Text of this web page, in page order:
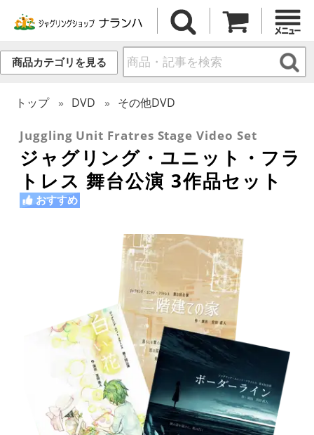
商品カテゴリを見る
トップ DVD その他DVD
Juggling Unit Fratres Stage Video Set
ジャグリング・ユニット・フラ
トレス 舞台公演 3作品セット
おすすめ